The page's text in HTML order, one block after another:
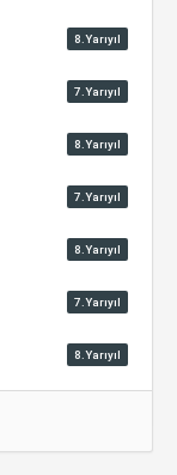
8.Yarıyıl
7.Yarıyıl
8.Yarıyıl
7.Yarıyıl
8.Yarıyıl
7.Yarıyıl
8.Yarıyıl